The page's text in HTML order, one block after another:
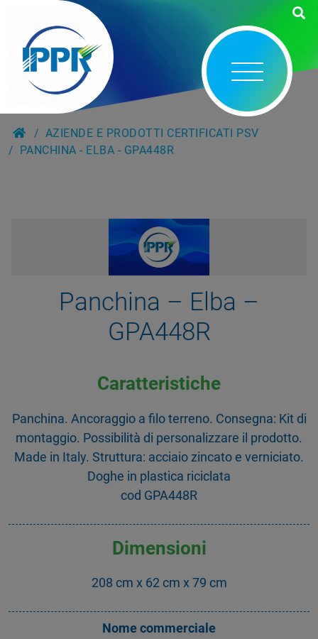
AZIENDE E PRODOTTI CERTIFICATI PSV
PANCHINA - ELBA - GPA448R
Panchina – Elba –
GPA448R
Caratteristiche
Panchina. Ancoraggio a filo terreno. Consegna: Kit di
montaggio. Possibilità di personalizzare il prodotto.
Made in Italy. Struttura: acciaio zincato e verniciato.
Doghe in plastica riciclata
cod GPA448R
Dimensioni
208 cm x 62 cm x 79 cm
Nome commerciale